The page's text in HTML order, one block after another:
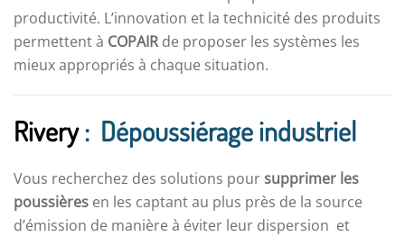
productivité. L’innovation et la technicité des produits
permettent à COPAIRde proposer les systèmes les
mieux appropriés à chaque situation.
Rivery: Dépoussiérage industriel
Vous recherchez des solutions poursupprimer les
poussières en les captant au plus près de la source
d’émission de manière à éviter leur dispersion et